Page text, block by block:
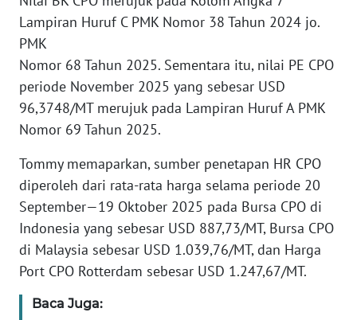
Lampiran Huruf C PMK Nomor 38 Tahun 2024 jo.
PMK
Nomor 68 Tahun 2025. Sementara itu, nilai PE CPO
periode November 2025 yang sebesar USD
96,3748/MT merujuk pada Lampiran Huruf A PMK
Nomor 69 Tahun 2025.
Tommy memaparkan, sumber penetapan HR CPO
diperoleh dari rata-rata harga selama periode 20
September—19 Oktober 2025 pada Bursa CPO di
Indonesia yang sebesar USD 887,73/MT, Bursa CPO
di Malaysia sebesar USD 1.039,76/MT, dan Harga
Port CPO Rotterdam sebesar USD 1.247,67/MT.
Baca Juga:
WN
NTT
WN
KEPRI
WN
WN
PAPUA
BARAT
RIAU